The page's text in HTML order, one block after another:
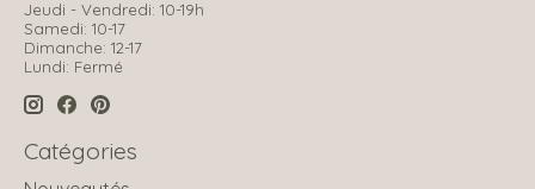
Jeudi - Vendredi: 10-19h
Samedi: 10-17
Dimanche: 12-17
Lundi: Fermé
Catégories